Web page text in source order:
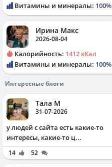
Витамины и минералы: 100%
Ирина Макс
2026-08-04
Калорийность: 1412 кКал
Витамины и минералы: 100%
Интересные блоги
Тала М
31-07-2026
у людей с сайта есть какие-то
интересы, какие-то ц...
14 52